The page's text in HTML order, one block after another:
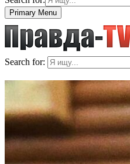
Primary Menu
Search for: